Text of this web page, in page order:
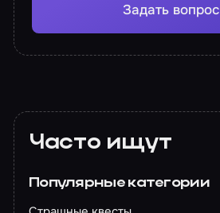
Задать вопрос
Часто ищут
Популярные категории